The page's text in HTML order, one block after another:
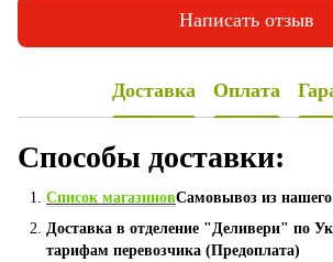
Написать отзыв
Доставка Оплата
Способы доставки:
Список магазиновСамовывоз из
Доставка в отделение "Деливери" по
тарифам перевозчика (Предоплата)